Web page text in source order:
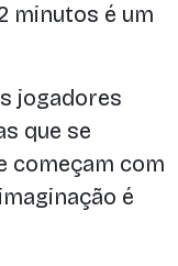
minutos é um
jogadores
que se
começam com
é